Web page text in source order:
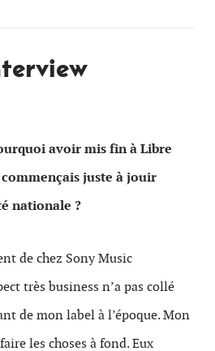
avoir mis fin à Libre
juste à jouir
nationale ?
de chez Sony Music
très business n’a pas collé
de mon label à l’époque. Mon
les choses à fond. Eux